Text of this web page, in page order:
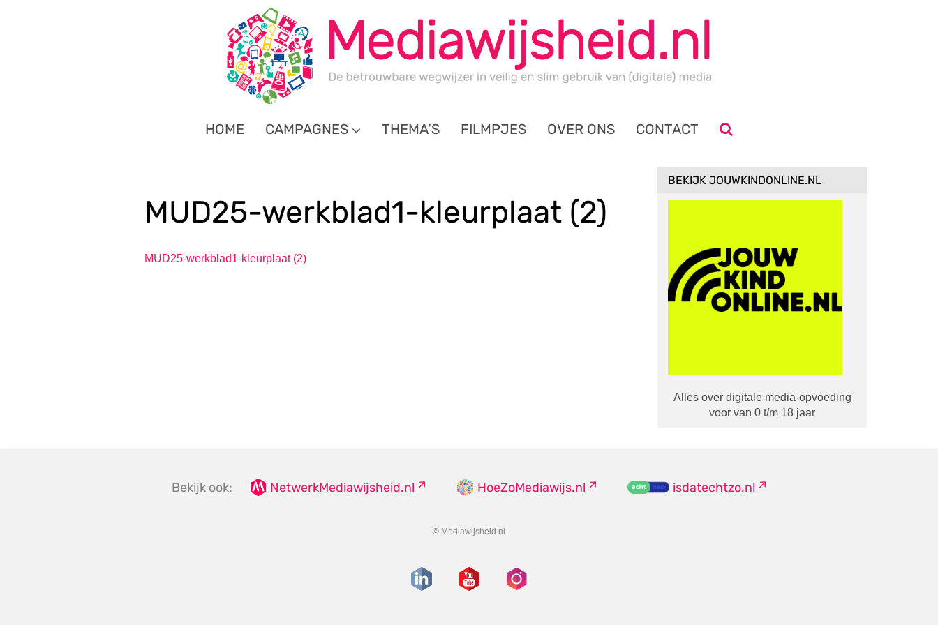
HOME CAMPAGNES THEMA’S FILMPJES OVER ONS CONTACT
MUD25-werkblad1-kleurplaat (2)
MUD25-werkblad1-kleurplaat (2)
BEKIJK JOUWKINDONLINE.NL
Alles over digitale media-opvoeding
voor van 0 t/m 18 jaar
Bekijk ook: NetwerkMediawijsheid.nl HoeZoMediawijs.nl isdatechtzo.nl
© Mediawijsheid.nl